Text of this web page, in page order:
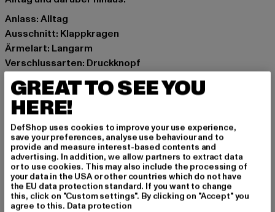
Anlass: Alltag
Ausschnitt: Klappkragen
Ärmelart: Langarm
Verschlussarten: Druckknopf
Marke: Levis
Kat.: Übergangsjacken
Farbe: rot
Hersteller Farbe: anatase picante
Materialzusammensetzung: 70% Baumwolle, 30% Hanf
Art.Nr: A0681-09726
Hersteller: Levi Strauss & Co. BV |privacy@levi.com
Leonardo Da Vincilaan 19 | 1831 Diegem | BE
GREAT TO SEE YOU
HERE!
DefShop uses cookies to improve your use experience,
save your preferences, analyse use behaviour and to
provide and measure interest-based contents and
advertising. In addition, we allow partners to extract data
or to use cookies. This may also include the processing of
your data in the USA or other countries which do not have
the EU data protection standard. If you want to change
this, click on "Custom settings". By clicking on "Accept" you
agree to this. Data protection